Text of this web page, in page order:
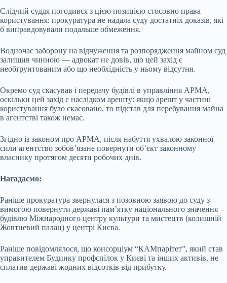
Слідчий суддя погодився з цією позицією стосовно права
користування: прокуратура не надала суду достатніх доказів, які
б виправдовували подальше обмеження.
Водночас заборону на відчуження та розпорядження майном суд
залишив чинною — адвокат не довів, що цей захід є
необґрунтованим або що необхідність у ньому відсутня.
Окремо суд скасував і передачу будівлі в управління АРМА,
оскільки цей захід є наслідком арешту: якщо арешт у частині
користування було скасовано, то підстав для перебування майна
в агентстві також немає.
Згідно із законом про АРМА, після набуття ухвалою законної
сили агентство зобов’язане повернути об’єкт законному
власнику протягом десяти робочих днів.
Нагадаємо:
Раніше прокуратура звернулася з позовною заявою до суду з
вимогою повернути державі пам’ятку національного значення –
будівлю Міжнародного центру культури та мистецтв (колишній
Жовтневий палац) у центрі Києва.
Раніше повідомлялося, що консорціум “КАМпарітет”, який став
управителем Будинку профспілок у Києві та інших активів, не
сплатив державі жодних відсотків від прибутку.